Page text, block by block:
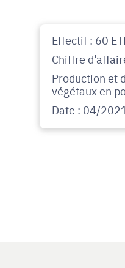
Effectif : 60
Chiffre
Production et
végétaux en
Date : 04/